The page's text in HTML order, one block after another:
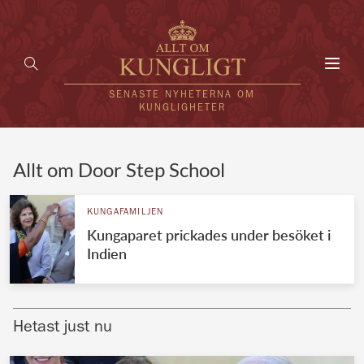
SENASTE NYHETERNA OM
KUNGLIGHETER
UTLÄNDSKT
VÄRLDENS KUNGAHUS
Brittiska kungahuset
Allt om Door Step School
KUNGAFAMILJEN
Kungaparet prickades under besöket i
Indien
Hetast just nu